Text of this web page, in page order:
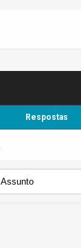
Respostas